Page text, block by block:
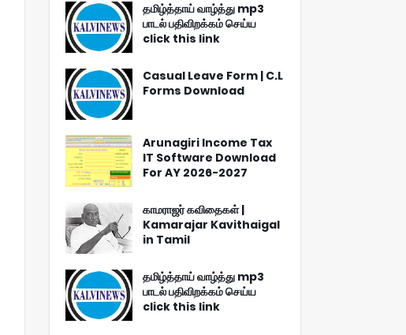
தமிழ்த்தாய் வாழ்த்து mp3
பாடல் பதிவிறக்கம் செய்ய
click this link
Casual Leave Form | C.L
Forms Download
Arunagiri Income Tax
IT Software Download
For AY 2026-2027
காமராஜர் கவிதைகள் |
Kamarajar Kavithaigal
in Tamil
தமிழ்த்தாய் வாழ்த்து mp3
பாடல் பதிவிறக்கம் செய்ய
click this link